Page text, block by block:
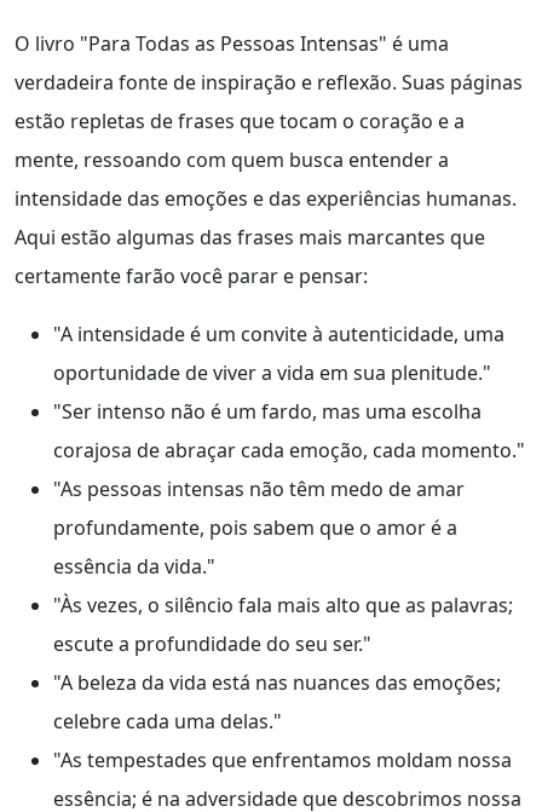
O livro "Para Todas as Pessoas Intensas" é uma
verdadeira fonte de inspiração e reflexão. Suas páginas
estão repletas de frases que tocam o coração e a
mente, ressoando com quem busca entender a
intensidade das emoções e das experiências humanas.
Aqui estão algumas das frases mais marcantes que
certamente farão você parar e pensar:
"A intensidade é um convite à autenticidade, uma
oportunidade de viver a vida em sua plenitude."
"Ser intenso não é um fardo, mas uma escolha
corajosa de abraçar cada emoção, cada momento."
"As pessoas intensas não têm medo de amar
profundamente, pois sabem que o amor é a
essência da vida."
"Às vezes, o silêncio fala mais alto que as palavras;
escute a profundidade do seu ser."
"A beleza da vida está nas nuances das emoções;
celebre cada uma delas."
"As tempestades que enfrentamos moldam nossa
essência; é na adversidade que descobrimos nossa